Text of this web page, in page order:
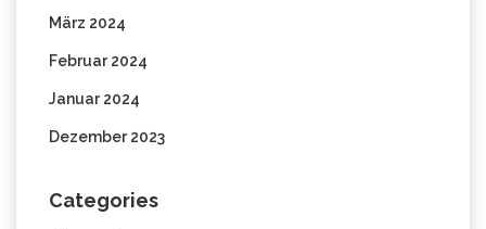
März 2024
Februar 2024
Januar 2024
Dezember 2023
Categories